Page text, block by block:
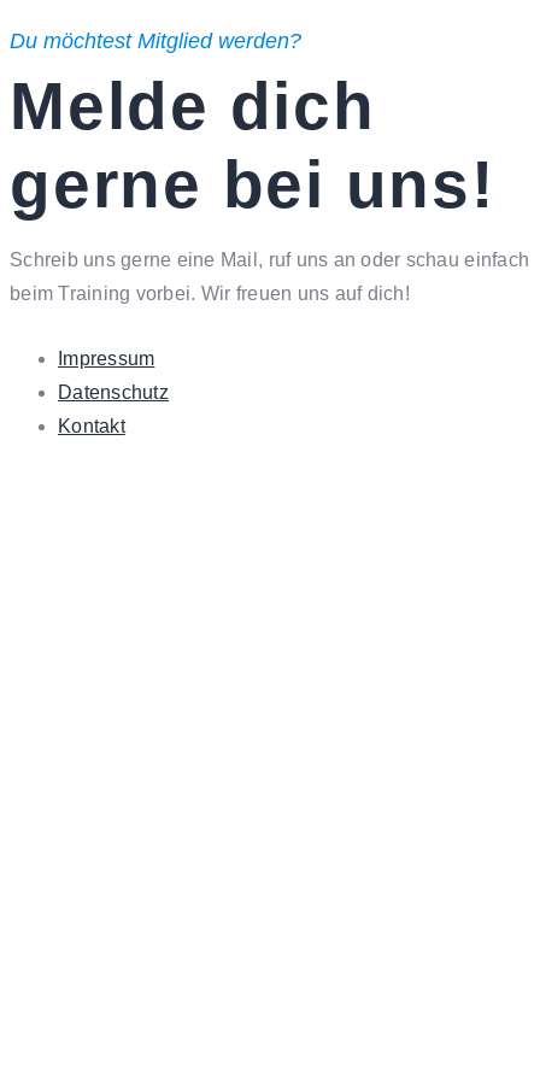
Du möchtest Mitglied werden?
Melde dich
gerne bei uns!
Schreib uns gerne eine Mail, ruf uns an oder schau einfach
beim Training vorbei. Wir freuen uns auf dich!
Impressum
Datenschutz
Kontakt